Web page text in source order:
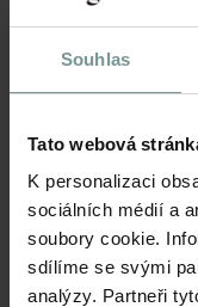
Souhlas
Tato webová
K personalizaci
sociálních médií a
soubory cookie.
sdílíme se svými
analýzy. Partneři